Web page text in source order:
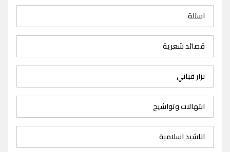
اسئلة
قصائد شعرية
نزار قباني
ابتهالات وتواشيح
اناشيد اسلامية